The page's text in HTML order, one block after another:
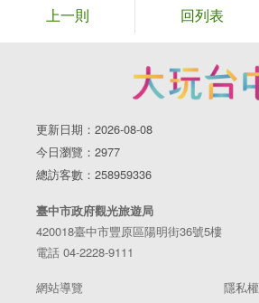
上一則 回列表
更新日期：2026-08-08
今日瀏覽：2977
總訪客數：258959336
臺中市政府觀光旅遊局
420018臺中市豐原區陽明街36號5樓
電話 04-2228-9111
網站導覽
隱私權